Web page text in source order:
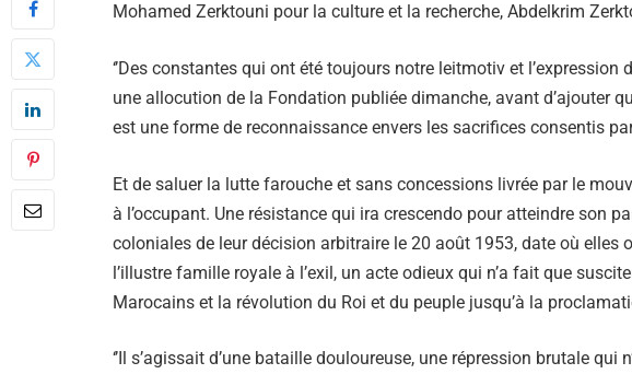
Mohamed Zerktouni pour la culture et la recherche, Abdelkrim
‘’Des constantes qui ont été toujours notre leitmotiv et l’expression
une allocution de la Fondation publiée dimanche, avant d’ajouter
est une forme de reconnaissance envers les sacrifices consentis
Et de saluer la lutte farouche et sans concessions livrée par le
à l’occupant. Une résistance qui ira crescendo pour atteindre son
coloniales de leur décision arbitraire le 20 août 1953, date où elles
l’illustre famille royale à l’exil, un acte odieux qui n’a fait que
Marocains et la révolution du Roi et du peuple jusqu’à la
‘’Il s’agissait d’une bataille douloureuse, une répression brutale qui